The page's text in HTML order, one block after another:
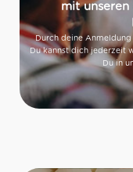
mit
Durch deine
Du kannst dich jederzeit
Du in